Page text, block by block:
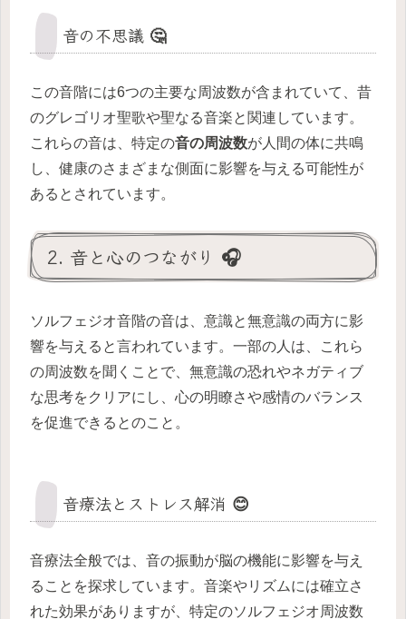
音の不思議 🤔
この音階には6つの主要な周波数が含まれていて、昔
のグレゴリオ聖歌や聖なる音楽と関連しています。
これらの音は、特定の音の周波数が人間の体に共鳴
し、健康のさまざまな側面に影響を与える可能性が
あるとされています。
2. 音と心のつながり 🎧
ソルフェジオ音階の音は、意識と無意識の両方に影
響を与えると言われています。一部の人は、これら
の周波数を聞くことで、無意識の恐れやネガティブ
な思考をクリアにし、心の明瞭さや感情のバランス
を促進できるとのこと。
音療法とストレス解消 😊
音療法全般では、音の振動が脳の機能に影響を与え
ることを探求しています。音楽やリズムには確立さ
れた効果がありますが、特定のソルフェジオ周波数